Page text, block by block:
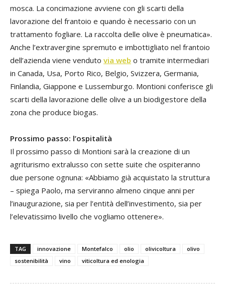
mosca. La concimazione avviene con gli scarti della
lavorazione del frantoio e quando è necessario con un
trattamento fogliare. La raccolta delle olive è pneumatica».
Anche l’extravergine spremuto e imbottigliato nel frantoio
dell’azienda viene venduto via web o tramite intermediari
in Canada, Usa, Porto Rico, Belgio, Svizzera, Germania,
Finlandia, Giappone e Lussemburgo. Montioni conferisce gli
scarti della lavorazione delle olive a un biodigestore della
zona che produce biogas.
Prossimo passo: l’ospitalità
Il prossimo passo di Montioni sarà la creazione di un
agriturismo extralusso con sette suite che ospiteranno
due persone ognuna: «Abbiamo già acquistato la struttura
– spiega Paolo, ma serviranno almeno cinque anni per
l’inaugurazione, sia per l’entità dell’investimento, sia per
l’elevatissimo livello che vogliamo ottenere».
TAG innovazione Montefalco olio olivicoltura
olivo
sostenibilità
vino viticoltura ed enologia